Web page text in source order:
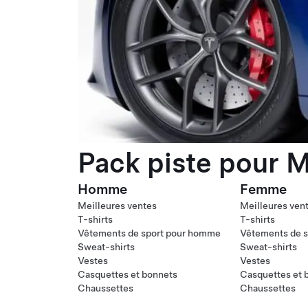
Pack piste pour
Homme
Meilleures ventes
T-shirts
Vêtements de sport pour homme
Sweat-shirts
Vestes
Casquettes et bonnets
Chaussettes
Femme
Meilleures
T-shirts
Vêtements de
Sweat-shirts
Vestes
Casquettes et
Chaussettes